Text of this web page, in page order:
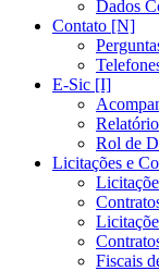
Dados
Contato [N]
E-Sic [I]
Rol de
Licitações e
Fiscais